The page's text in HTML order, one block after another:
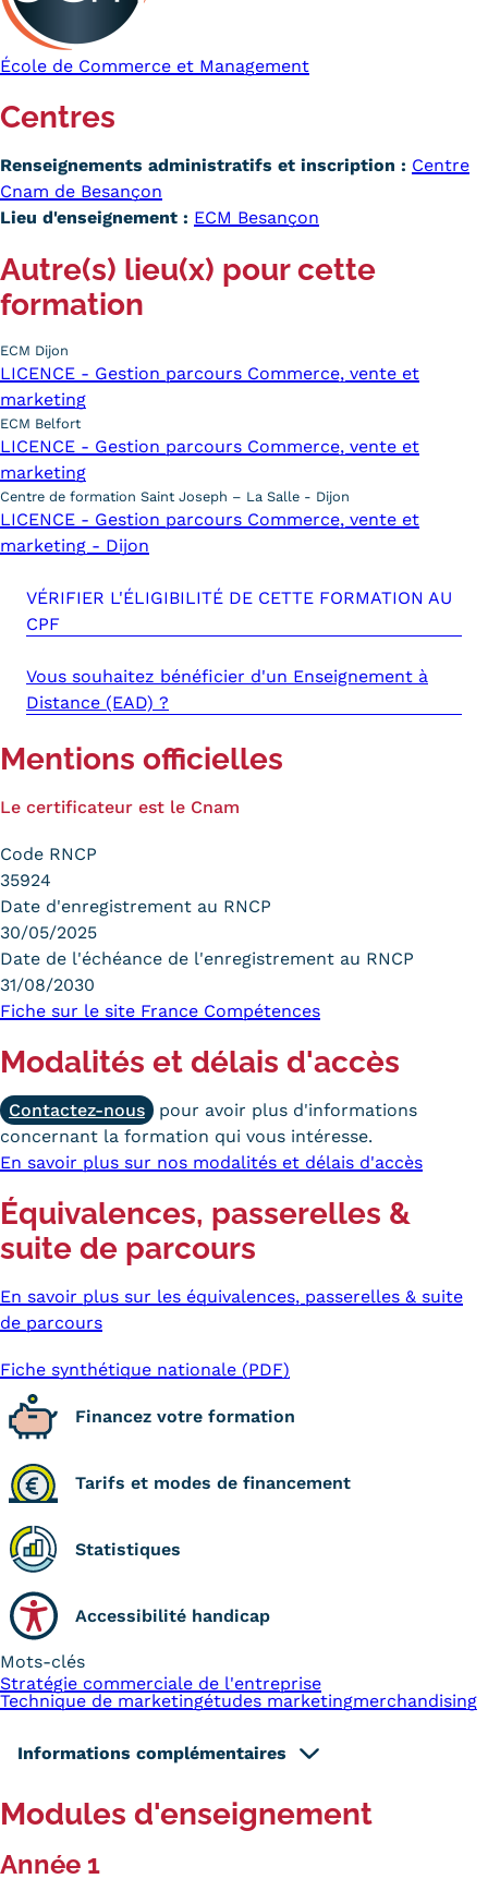
École de Commerce et Management
Centres
Renseignements administratifs et inscription : Centre
Cnam de Besançon
Lieu d'enseignement : ECM Besançon
Autre(s) lieu(x) pour cette
formation
ECM Dijon
LICENCE - Gestion parcours Commerce, vente et
marketing
ECM Belfort
LICENCE - Gestion parcours Commerce, vente et
marketing
Centre de formation Saint Joseph – La Salle - Dijon
LICENCE - Gestion parcours Commerce, vente et
marketing - Dijon
VÉRIFIER L'ÉLIGIBILITÉ DE CETTE FORMATION AU
CPF
Vous souhaitez bénéficier d'un Enseignement à
Distance (EAD) ?
Mentions officielles
Le certificateur est le Cnam
Code RNCP
35924
Date d'enregistrement au RNCP
30/05/2025
Date de l'échéance de l'enregistrement au RNCP
31/08/2030
Fiche sur le site France Compétences
Modalités et délais d'accès
Contactez-nous
pour avoir plus d'informations
concernant la formation qui vous intéresse.
En savoir plus sur nos modalités et délais d'accès
Équivalences, passerelles &
suite de parcours
En savoir plus sur les équivalences, passerelles & suite
de parcours
Fiche synthétique nationale (PDF)
Financez votre formation
Tarifs et modes de financement
Statistiques
Accessibilité handicap
Mots-clés
Stratégie commerciale de l'entreprise
Technique de marketingétudes marketingmerchandising
Informations complémentaires
Modules d'enseignement
Année 1